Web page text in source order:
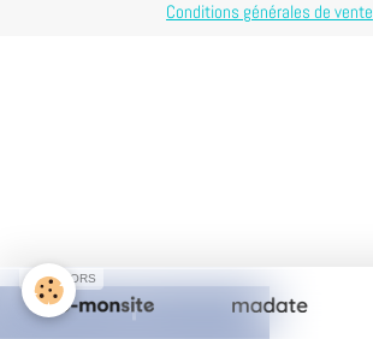
Conditions générales de vente
SPONSORS